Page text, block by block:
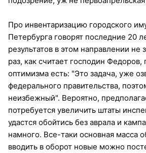
Про инвентаризацию городского
Петербурга говорят последние 20
результатов в этом направлении не
раз, как считает господин Федоров,
оптимизма есть: "Это задача, уже
федерального правительства,
неизбежный". Вероятно,
потребуется увеличить штаты
удастся обойтись без аврала и
намного. Все-таки основная масса
вводить в оборот новые можно